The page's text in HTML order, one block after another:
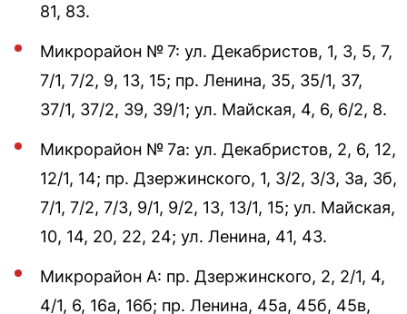
81, 83.
Микрорайон № 7: ул. Декабристов, 1, 3, 5, 7,
7/1, 7/2, 9, 13, 15; пр. Ленина, 35, 35/1, 37,
37/1, 37/2, 39, 39/1; ул. Майская, 4, 6, 6/2, 8.
Микрорайон № 7а: ул. Декабристов, 2, 6, 12,
12/1, 14; пр. Дзержинского, 1, 3/2, 3/3, 3а, 3б,
7/1, 7/2, 7/3, 9/1, 9/2, 13, 13/1, 15; ул. Майская,
10, 14, 20, 22, 24; ул. Ленина, 41, 43.
Микрорайон А: пр. Дзержинского, 2, 2/1, 4,
4/1, 6, 16а, 16б; пр. Ленина, 45а, 45б, 45в,